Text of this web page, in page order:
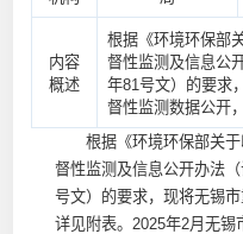
内容
概述
根据《环境环保部
督性监测及信息公
年81号文）的要求
督性监测数据公开
根据《环境环保部关于
督性监测及信息公开办法
号文）的要求，现将无锡
详见附表。 2025年2月无锡